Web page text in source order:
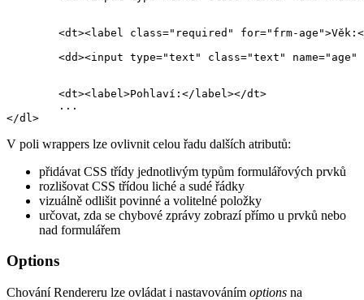
V poli wrappers lze ovlivnit celou řadu dalších atributů:
přidávat CSS třídy jednotlivým typům formulářových prvků
rozlišovat CSS třídou liché a sudé řádky
vizuálně odlišit povinné a volitelné položky
určovat, zda se chybové zprávy zobrazí přímo u prvků nebo
nad formulářem
Options
Chování Rendereru lze ovládat i nastavováním options na